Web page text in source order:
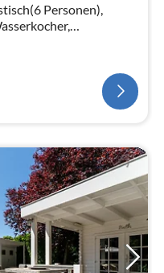
Personen),
Spülmaschine,